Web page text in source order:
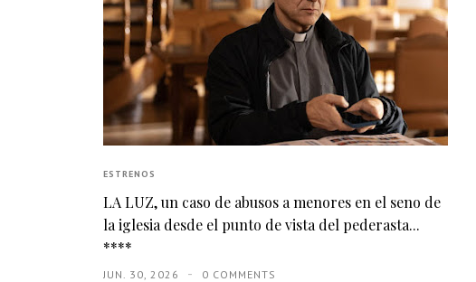
ESTRENOS
LA LUZ, un caso de abusos a menores en el seno de
la iglesia desde el punto de vista del pederasta...
****
JUN. 30, 2026 0 COMMENTS